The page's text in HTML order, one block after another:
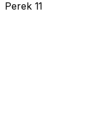
Perek 11